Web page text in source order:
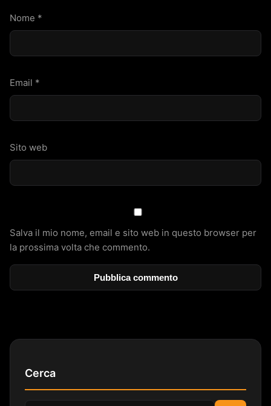
Nome *
Email *
Sito web
Salva il mio nome, email e sito web in questo browser per
la prossima volta che commento.
Cerca